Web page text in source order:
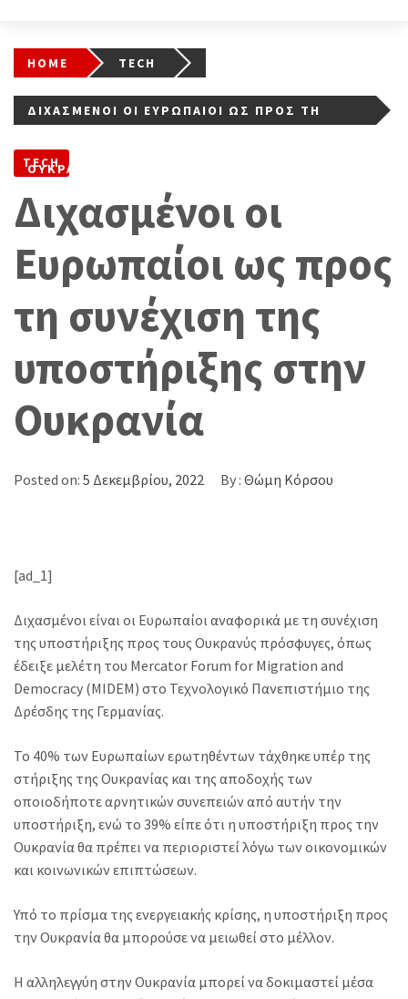
HOME TECH
ΔΙΧΑΣΜΈΝΟΙ ΟΙ ΕΥΡΩΠΑΊΟΙ ΩΣ ΠΡΟΣ ΤΗ
ΟΥΚΡΑΝΊΑ
TECH
Διχασμένοι οι
Ευρωπαίοι ως προς
τη συνέχιση της
υποστήριξης στην
Ουκρανία
Posted on: 5 Δεκεμβρίου, 2022 By : Θώμη Κόρσου
[ad_1]
Διχασμένοι είναι οι Ευρωπαίοι αναφορικά με τη συνέχιση
της υποστήριξης προς τους Ουκρανύς πρόσφυγες, όπως
έδειξε μελέτη του Mercator Forum for Migration and
Democracy (MIDEM) στο Τεχνολογικό Πανεπιστήμιο της
Δρέσδης της Γερμανίας.
Το 40% των Ευρωπαίων ερωτηθέντων τάχθηκε υπέρ της
στήριξης της Ουκρανίας και της αποδοχής των
οποιοδήποτε αρνητικών συνεπειών από αυτήν την
υποστήριξη, ενώ το 39% είπε ότι η υποστήριξη προς την
Ουκρανία θα πρέπει να περιοριστεί λόγω των οικονομικών
και κοινωνικών επιπτώσεων.
Υπό το πρίσμα της ενεργειακής κρίσης, η υποστήριξη προς
την Ουκρανία θα μπορούσε να μειωθεί στο μέλλον.
Η αλληλεγγύη στην Ουκρανία μπορεί να δοκιμαστεί μέσα